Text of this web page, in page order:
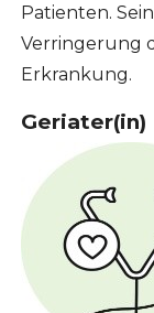
Patienten.
Verringerung
Erkrankung.
Geriater(in)